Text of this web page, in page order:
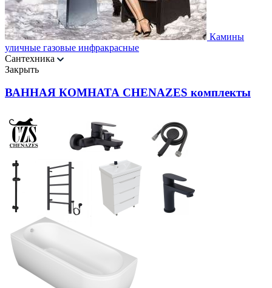
Камины
уличные газовые инфракрасные
Сантехника
Закрыть
ВАННАЯ КОМНАТА CHENAZES комплекты